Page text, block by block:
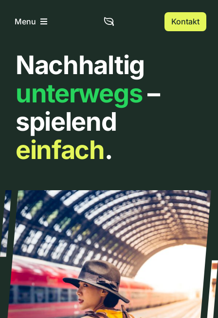
InhaltMenu
Home
Über uns
Urbanlist
Kontakt
Nachhaltig
unterwegs–
spielend
einfach.